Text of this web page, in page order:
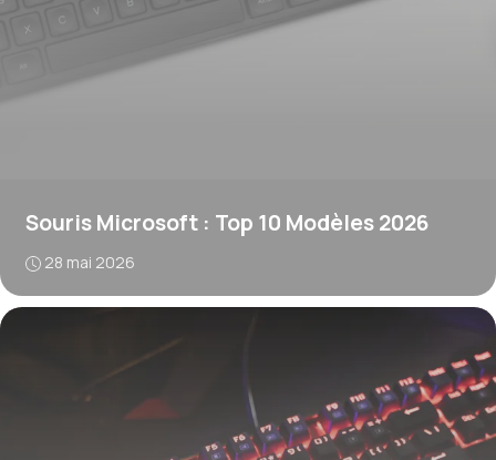
Souris Microsoft : Top 10 Modèles 2026
28 mai 2026